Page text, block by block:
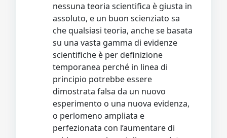
nessuna teoria scientifica è giusta in
assoluto, e un buon scienziato sa
che qualsiasi teoria, anche se basata
su una vasta gamma di evidenze
scientifiche è per definizione
temporanea perché in linea di
principio potrebbe essere
dimostrata falsa da un nuovo
esperimento o una nuova evidenza,
o perlomeno ampliata e
perfezionata con l’aumentare di